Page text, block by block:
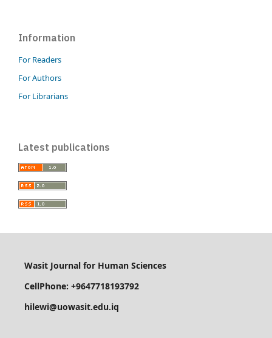
Information
For Readers
For Authors
For Librarians
Latest publications
Wasit Journal for Human Sciences
CellPhone: +9647718193792
hilewi@uowasit.edu.iq